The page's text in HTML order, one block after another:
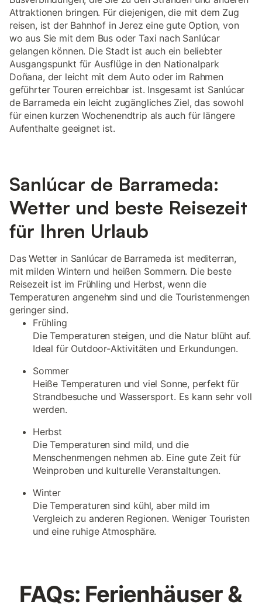
Attraktionen bringen. Für diejenigen, die mit dem Zug
reisen, ist der Bahnhof in Jerez eine gute Option, von
wo aus Sie mit dem Bus oder Taxi nach Sanlúcar
gelangen können. Die Stadt ist auch ein beliebter
Ausgangspunkt für Ausflüge in den Nationalpark
Doñana, der leicht mit dem Auto oder im Rahmen
geführter Touren erreichbar ist. Insgesamt ist Sanlúcar
de Barrameda ein leicht zugängliches Ziel, das sowohl
für einen kurzen Wochenendtrip als auch für längere
Aufenthalte geeignet ist.
Sanlúcar de Barrameda:
Wetter und beste Reisezeit
für Ihren Urlaub
Das Wetter in Sanlúcar de Barrameda ist mediterran,
mit milden Wintern und heißen Sommern. Die beste
Reisezeit ist im Frühling und Herbst, wenn die
Temperaturen angenehm sind und die Touristenmengen
geringer sind.
Frühling
Die Temperaturen steigen, und die Natur blüht auf.
Ideal für Outdoor-Aktivitäten und Erkundungen.
Sommer
Heiße Temperaturen und viel Sonne, perfekt für
Strandbesuche und Wassersport. Es kann sehr voll
werden.
Herbst
Die Temperaturen sind mild, und die
Menschenmengen nehmen ab. Eine gute Zeit für
Weinproben und kulturelle Veranstaltungen.
Winter
Die Temperaturen sind kühl, aber mild im
Vergleich zu anderen Regionen. Weniger Touristen
und eine ruhige Atmosphäre.
FAQs: Ferienhäuser &